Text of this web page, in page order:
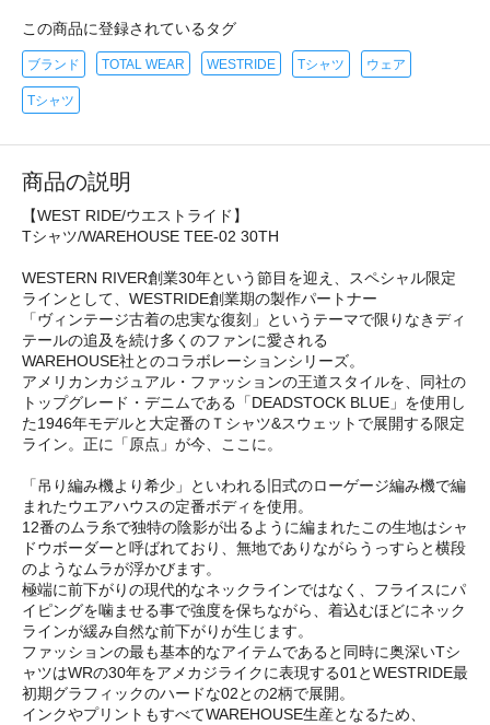
この商品に登録されているタグ
ブランド TOTAL WEAR WESTRIDE Tシャツ ウェア
Tシャツ
商品の説明
【WEST RIDE/ウエストライド】
Tシャツ/WAREHOUSE TEE-02 30TH
WESTERN RIVER創業30年という節目を迎え、スペシャル限定
ラインとして、WESTRIDE創業期の製作パートナー
「ヴィンテージ古着の忠実な復刻」というテーマで限りなきディ
テールの追及を続け多くのファンに愛される
WAREHOUSE社とのコラボレーションシリーズ。
アメリカンカジュアル・ファッションの王道スタイルを、同社の
トップグレード・デニムである「DEADSTOCK BLUE」を使用し
た1946年モデルと大定番のＴシャツ&スウェットで展開する限定
ライン。正に「原点」が今、ここに。
「吊り編み機より希少」といわれる旧式のローゲージ編み機で編
まれたウエアハウスの定番ボディを使用。
12番のムラ糸で独特の陰影が出るように編まれたこの生地はシャ
ドウボーダーと呼ばれており、無地でありながらうっすらと横段
のようなムラが浮かびます。
極端に前下がりの現代的なネックラインではなく、フライスにパ
イピングを噛ませる事で強度を保ちながら、着込むほどにネック
ラインが緩み自然な前下がりが生じます。
ファッションの最も基本的なアイテムであると同時に奥深いTシ
ャツはWRの30年をアメカジライクに表現する01とWESTRIDE最
初期グラフィックのハードな02との2柄で展開。
インクやプリントもすべてWAREHOUSE生産となるため、